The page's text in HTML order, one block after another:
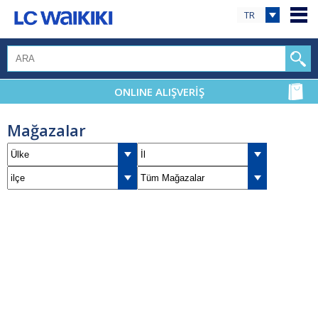
TR
ONLINE ALIŞVERİŞ
Mağazalar